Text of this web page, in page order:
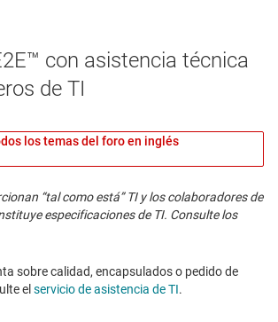
con asistencia técnica
de TI
los temas del foro en inglés
“tal como está” TI y los colaboradores de
especificaciones de TI. Consulte los
sobre calidad, encapsulados o pedido de
el servicio de asistencia de TI. ​​​​​​​​​​​​​​